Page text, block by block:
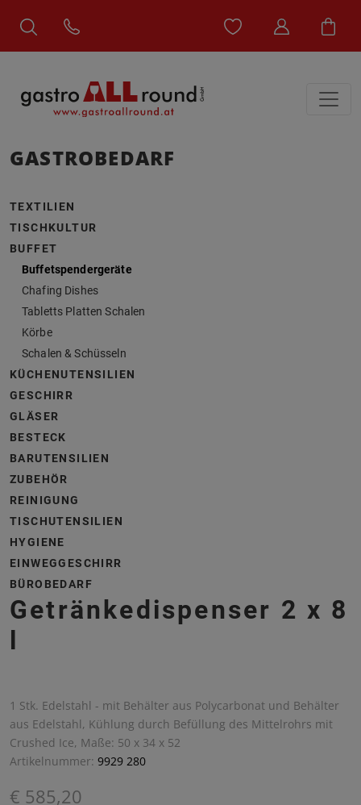
GASTROBEDARF
TEXTILIEN
TISCHKULTUR
BUFFET
Buffetspendergeräte
Chafing Dishes
Tabletts Platten Schalen
Körbe
Schalen & Schüsseln
KÜCHENUTENSILIEN
GESCHIRR
GLÄSER
BESTECK
BARUTENSILIEN
ZUBEHÖR
REINIGUNG
TISCHUTENSILIEN
HYGIENE
EINWEGGESCHIRR
BÜROBEDARF
Getränkedispenser 2 x 8
l
1 Stk. Edelstahl - mit Behälter aus Polycarbonat und Behälter
aus Edelstahl, Kühlung durch Befüllung des Mittelrohrs mit
Crushed Ice, Maße: 50 x 34 x 52
Artikelnummer: 9929 280
€ 585,20